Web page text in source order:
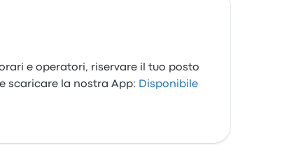
e operatori, riservare il tuo posto
scaricare la nostra App: Disponibile